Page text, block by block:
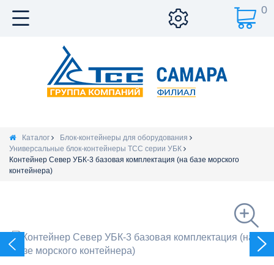
0
Каталог
Блок-контейнеры для оборудования
Универсальные блок-контейнеры ТСС серии УБК
Контейнер Север УБК-3 базовая комплектация (на базе морского
контейнера)